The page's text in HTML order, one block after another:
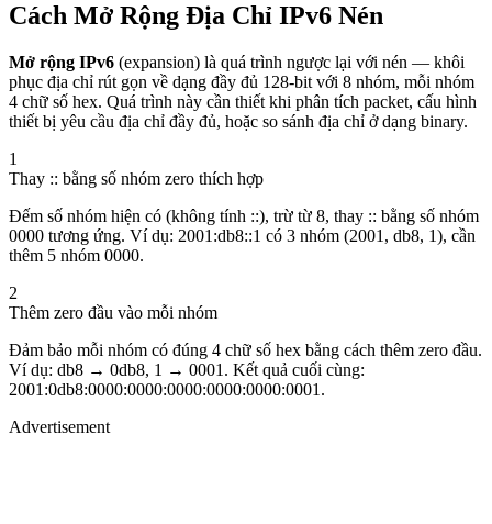
Cách Mở Rộng Địa Chỉ IPv6 Nén
Mở rộng IPv6 (expansion) là quá trình ngược lại với nén — khôi
phục địa chỉ rút gọn về dạng đầy đủ 128-bit với 8 nhóm, mỗi nhóm
4 chữ số hex. Quá trình này cần thiết khi phân tích packet, cấu hình
thiết bị yêu cầu địa chỉ đầy đủ, hoặc so sánh địa chỉ ở dạng binary.
1
Thay :: bằng số nhóm zero thích hợp
Đếm số nhóm hiện có (không tính ::), trừ từ 8, thay :: bằng số nhóm
0000 tương ứng. Ví dụ: 2001:db8::1 có 3 nhóm (2001, db8, 1), cần
thêm 5 nhóm 0000.
2
Thêm zero đầu vào mỗi nhóm
Đảm bảo mỗi nhóm có đúng 4 chữ số hex bằng cách thêm zero đầu.
Ví dụ: db8 → 0db8, 1 → 0001. Kết quả cuối cùng:
2001:0db8:0000:0000:0000:0000:0000:0001.
Advertisement